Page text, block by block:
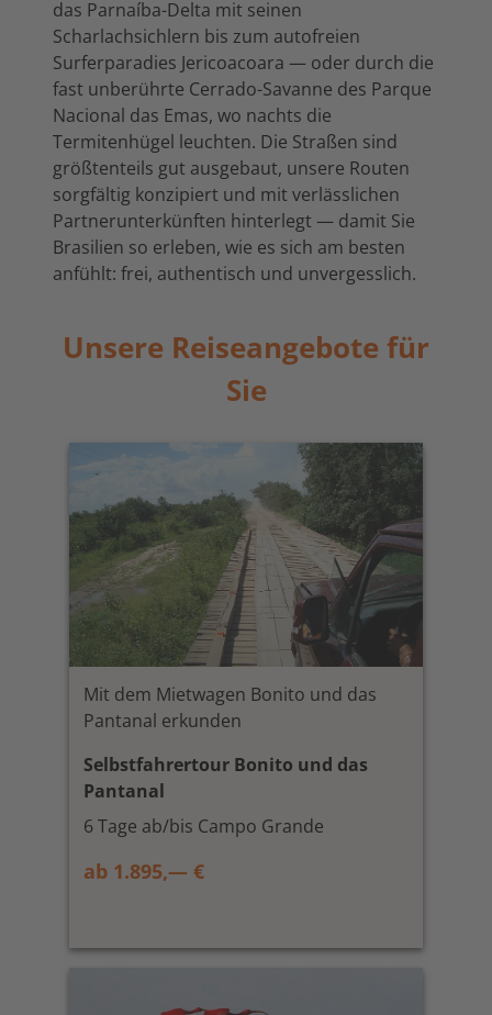
das Parnaíba-Delta mit seinen
Scharlachsichlern bis zum autofreien
Surferparadies Jericoacoara — oder durch die
fast unberührte Cerrado-Savanne des Parque
Nacional das Emas, wo nachts die
Termitenhügel leuchten. Die Straßen sind
größtenteils gut ausgebaut, unsere Routen
sorgfältig konzipiert und mit verlässlichen
Partnerunterkünften hinterlegt — damit Sie
Brasilien so erleben, wie es sich am besten
anfühlt: frei, authentisch und unvergesslich.
Unsere Reiseangebote für
Sie
Mit dem Mietwagen Bonito und das
Pantanal erkunden
Selbstfahrertour Bonito und das
Pantanal
6 Tage ab/bis Campo Grande
ab 1.895,— €